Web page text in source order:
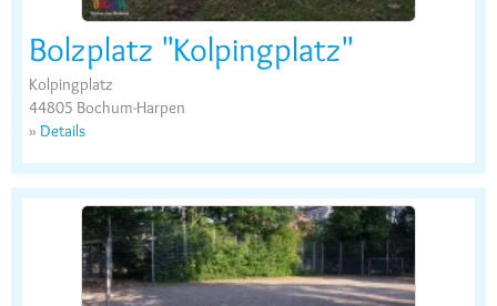
Bolzplatz "Kolpingplatz"
Kolpingplatz
44805 Bochum-Harpen
» Details